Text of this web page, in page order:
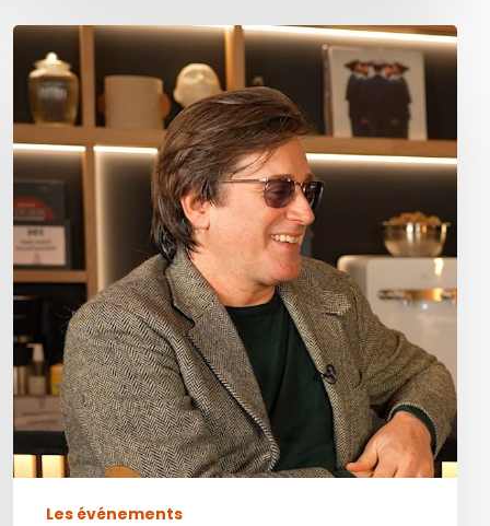
Entretien
avec
Thomas
Dutronc,
WE
des
orchestres,
Semaine
du
Son
2026
Les événements